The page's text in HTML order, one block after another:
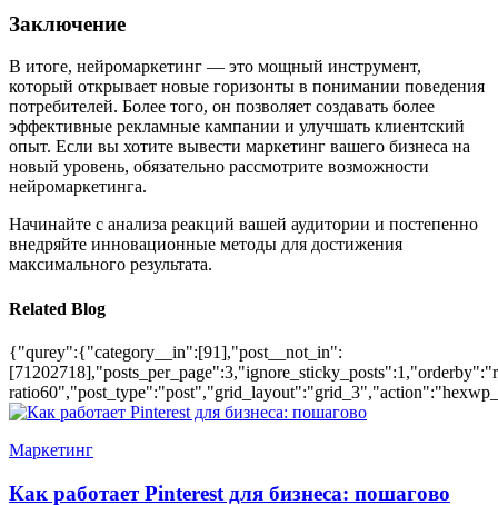
Заключение
В итоге, нейромаркетинг — это мощный инструмент,
который открывает новые горизонты в понимании поведения
потребителей. Более того, он позволяет создавать более
эффективные рекламные кампании и улучшать клиентский
опыт. Если вы хотите вывести маркетинг вашего бизнеса на
новый уровень, обязательно рассмотрите возможности
нейромаркетинга.
Начинайте с анализа реакций вашей аудитории и постепенно
внедряйте инновационные методы для достижения
максимального результата.
Related Blog
{"qurey":{"category__in":[91],"post__not_in":
Маркетинг
Как работает Pinterest для бизнеса: пошагово